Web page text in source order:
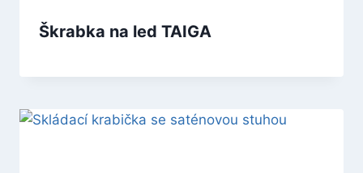
Škrabka na led TAIGA